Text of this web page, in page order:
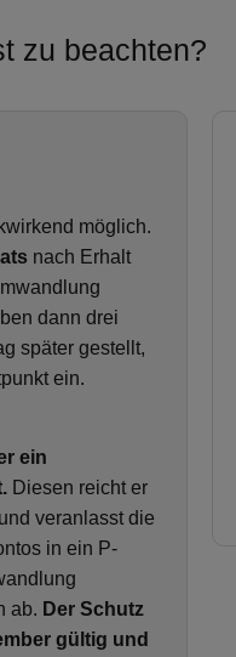
zu beachten?
möglich.
nach Erhalt
dann drei
später gestellt,
ein.
ein
Diesen reicht er
veranlasst die
in ein P-
ab. Der Schutz
gültig und